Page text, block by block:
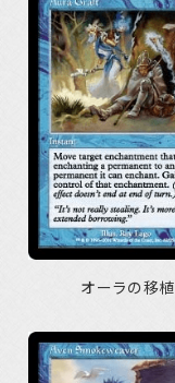
オーラの移植